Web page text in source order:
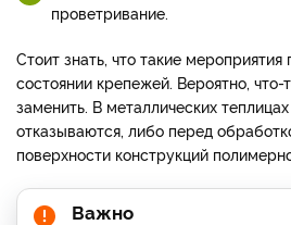
проветривание.
Стоит знать, что такие
состоянии крепежей. Вероятно, что-
заменить. В металлических
отказываются, либо перед
поверхности конструкций
Важно